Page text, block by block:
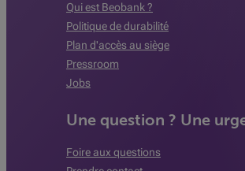
Qui est Beobank ?
Politique de durabilité
Plan d'accès au siège
Pressroom
Jobs
Une question ? Une
Foire aux questions